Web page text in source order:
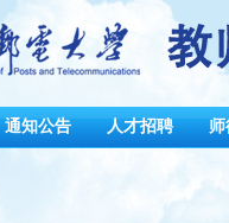
通知公告 人才招聘